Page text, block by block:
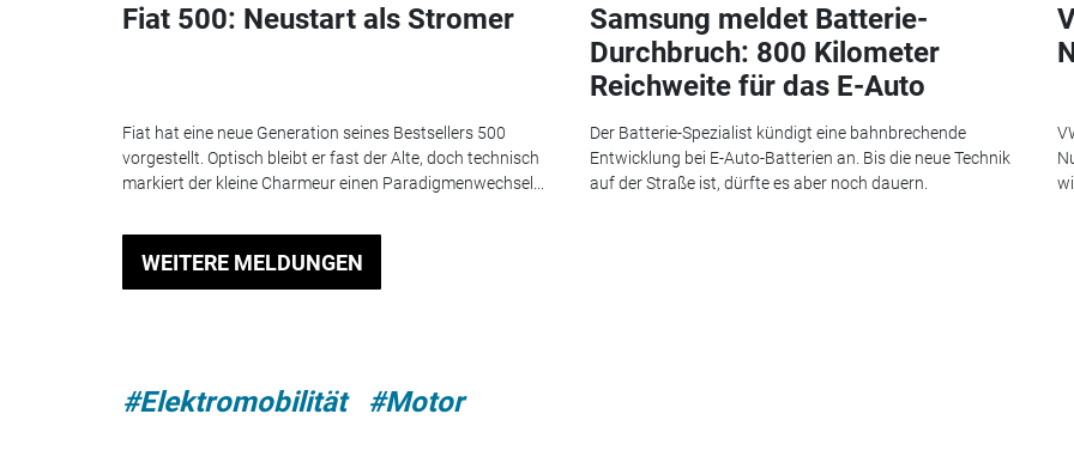
Fiat 500: Neustart als Stromer
Fiat hat eine neue Generation seines Bestsellers 500
vorgestellt. Optisch bleibt er fast der Alte, doch technisch
markiert der kleine Charmeur einen Paradigmenwechsel...
Samsung meldet Batterie-
Durchbruch: 800 Kilometer
Reichweite für das E-Auto
Der Batterie-Spezialist kündigt eine bahnbrechende
Entwicklung bei E-Auto-Batterien an. Bis die neue Technik
auf der Straße ist, dürfte es aber noch dauern.
WEITERE MELDUNGEN
#Elektromobilität #Motor